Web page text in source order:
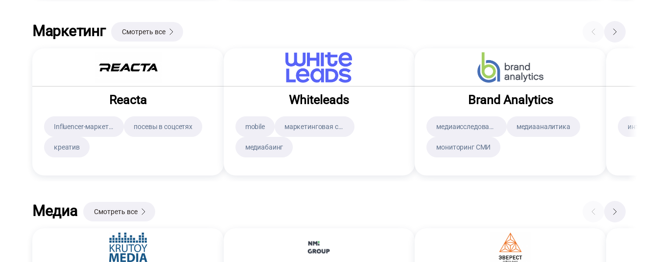
Только с примерами работ
Только с клиентскими листами
Маркетинг Смотреть все
Reacta
Influencer-маркетинг посевы в соцсетях
креатив
Whiteleads
mobile маркетинговая стратегия
медиабаинг
Brand Analytics
медиаисследования медиааналитика
мониторинг СМИ
Медиа Смотреть все